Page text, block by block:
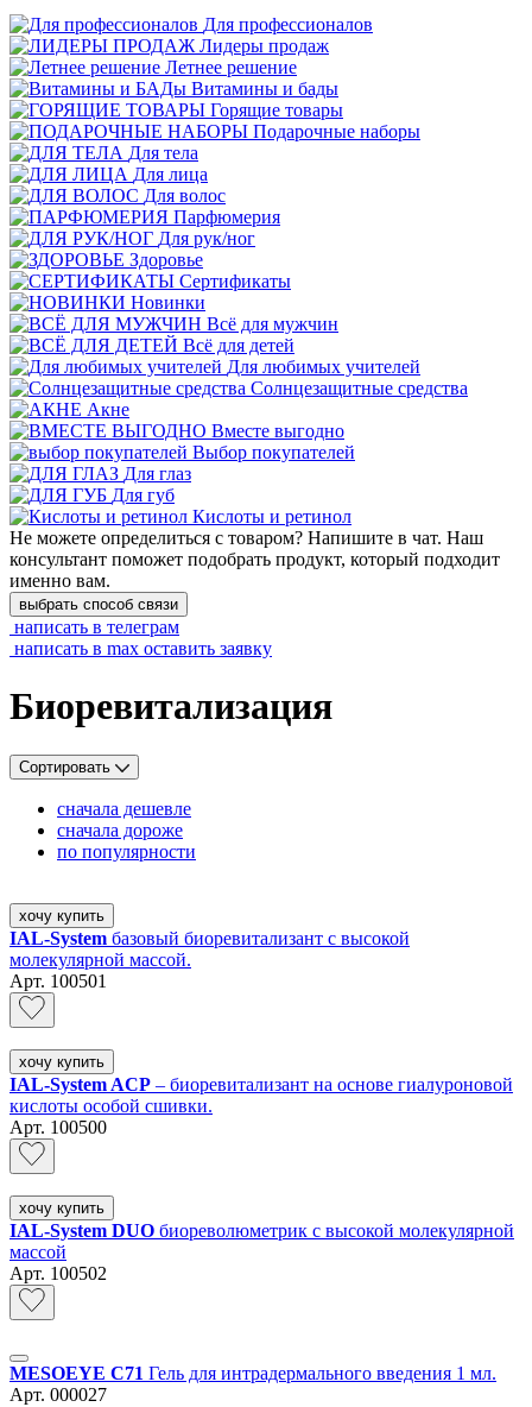
Для профессионалов
Лидеры продаж
Летнее решение
Витамины и бады
Горящие товары
Подарочные наборы
Для тела
Для лица
Для волос
Парфюмерия
Для рук/ног
Здоровье
Сертификаты
Новинки
Всё для мужчин
Всё для детей
Для любимых учителей
Cолнцезащитные средства
Акне
Вместе выгодно
Выбор покупателей
Для глаз
Для губ
Кислоты и ретинол
Не можете определиться с товаром? Напишите в чат. Наш
консультант поможет подобрать продукт, который подходит
именно вам.
выбрать способ связи
написать в телеграм
написать в max оставить заявку
Биоревитализация
Сортировать
сначала дешевле
сначала дороже
по популярности
хочу купить
IAL-System базовый биоревитализант с высокой
молекулярной массой.
Арт. 100501
хочу купить
IAL-System ACP – биоревитализант на основе гиалуроновой
кислоты особой сшивки.
Арт. 100500
хочу купить
IAL-System DUO биореволюметрик с высокой молекулярной
массой
Арт. 100502
MESOEYE C71 Гель для интрадермального введения 1 мл.
Арт. 000027